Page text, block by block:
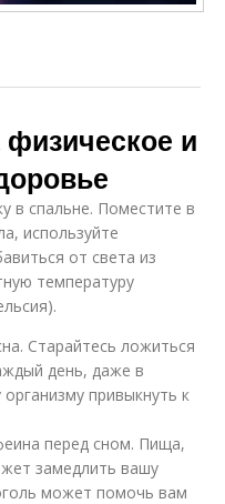
и
в спальне. Поместите в
используйте
от света из
температуру
Старайтесь ложиться
день, даже в
привыкнуть к
перед сном. Пища,
замедлить вашу
может помочь вам